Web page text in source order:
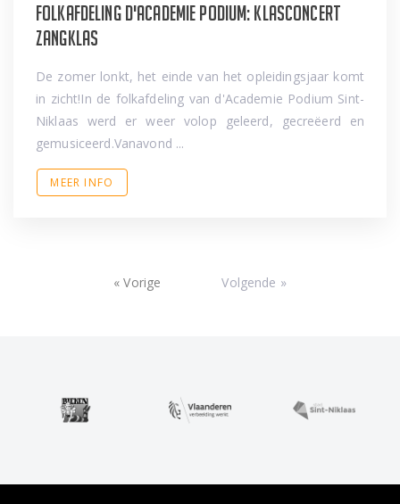
Folkafdeling d'Academie Podium: klasconcert
zangklas
De zomer lonkt, het einde van het opleidingsjaar komt
in zicht!In de folkafdeling van d'Academie Podium Sint-
Niklaas werd er weer volop geleerd, gecreëerd en
gemusiceerd.Vanavond ...
MEER INFO
« Vorige Volgende »